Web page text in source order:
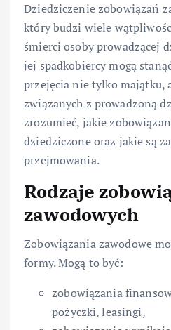
Dziedziczenie zobowiązań
który budzi wiele
śmierci osoby prowadzącej
jej spadkobiercy mogą
przejęcia nie tylko majątku,
związanych z prowadzoną
zrozumieć, jakie
dziedziczone oraz jakie są
przejmowania.
Rodzaje
zawodowych
Zobowiązania zawodowe
formy. Mogą to być:
zobowiązania
pożyczki, leasingi,